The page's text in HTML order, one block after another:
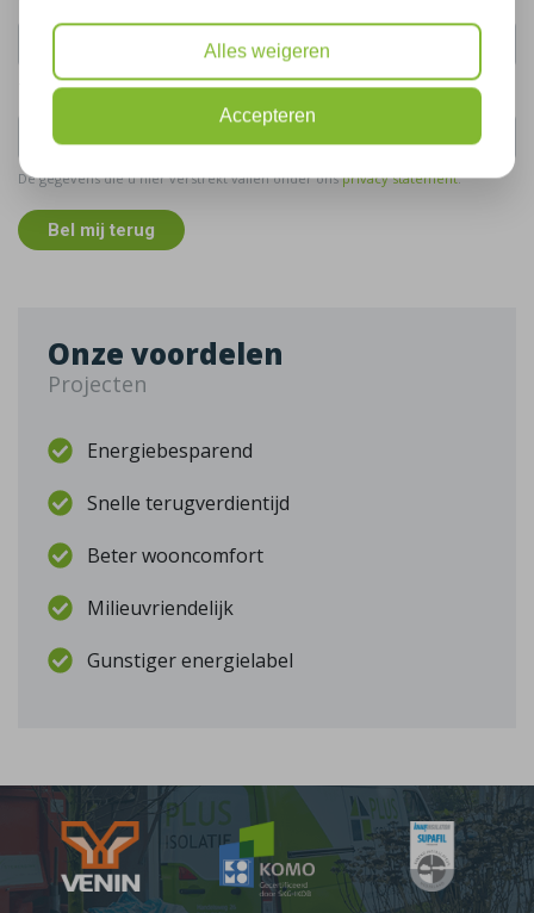
Telefoonnummer:
De gegevens die u hier verstrekt vallen onder onsprivacy statement.
Bel mij terug
Onze voordelen
Projecten
Energiebesparend
Snelle terugverdientijd
Beter wooncomfort
Milieuvriendelijk
Gunstiger energielabel
Alles weigeren
Accepteren